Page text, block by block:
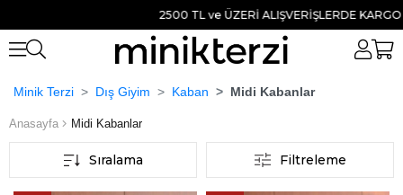
2500 TL ve ÜZERİ ALIŞVERİŞLERDE KARGO
Anasayfa Midi Kabanlar
Filtreleme
Sıralama
Minik Terzi Dış Giyim Kaban Midi Kabanlar